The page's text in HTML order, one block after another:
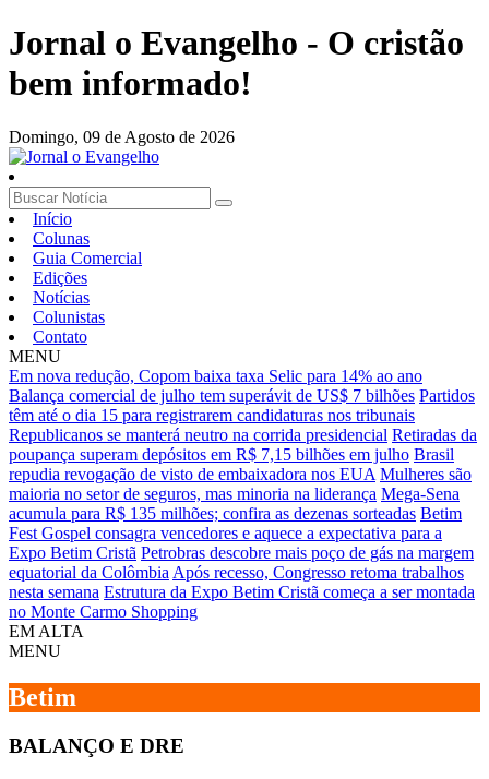
Jornal o Evangelho - O cristão
bem informado!
Domingo, 09 de Agosto de 2026
Início
Colunas
Guia Comercial
Edições
Notícias
Colunistas
Contato
MENU
Em nova redução, Copom baixa taxa Selic para 14% ao ano
Balança comercial de julho tem superávit de US$ 7 bilhões Partidos
têm até o dia 15 para registrarem candidaturas nos tribunais
Republicanos se manterá neutro na corrida presidencial Retiradas da
poupança superam depósitos em R$ 7,15 bilhões em julho Brasil
repudia revogação de visto de embaixadora nos EUA Mulheres são
maioria no setor de seguros, mas minoria na liderança Mega-Sena
acumula para R$ 135 milhões; confira as dezenas sorteadas Betim
Fest Gospel consagra vencedores e aquece a expectativa para a
Expo Betim Cristã Petrobras descobre mais poço de gás na margem
equatorial da Colômbia Após recesso, Congresso retoma trabalhos
nesta semana Estrutura da Expo Betim Cristã começa a ser montada
no Monte Carmo Shopping
EM ALTA
MENU
Betim
BALANÇO E DRE